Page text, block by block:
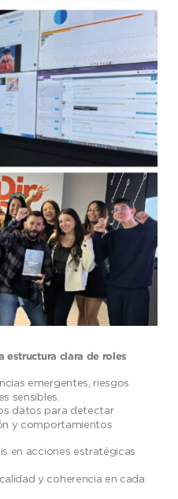
estructura clara de roles
emergentes, riesgos
sensibles.
datos para detectar
y comportamientos
en acciones estratégicas
y coherencia en cada